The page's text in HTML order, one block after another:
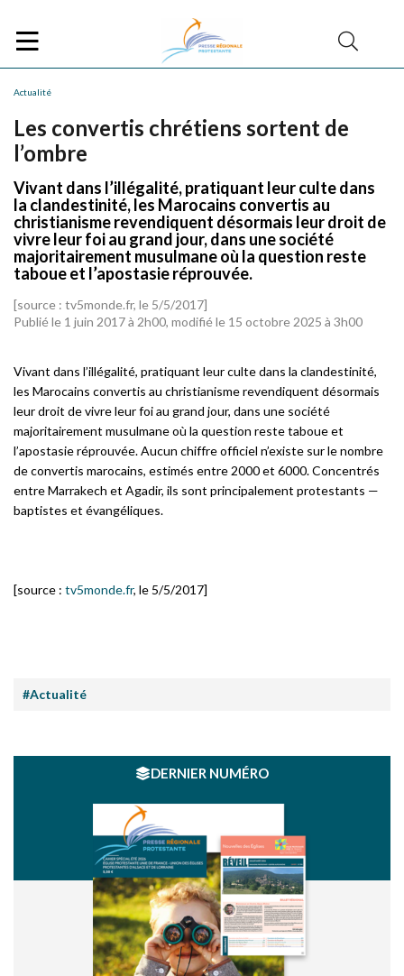
Actualité
Les convertis chrétiens sortent de
l’ombre
Vivant dans l’illégalité, pratiquant leur culte dans
la clandestinité, les Marocains convertis au
christianisme revendiquent désormais leur droit de
vivre leur foi au grand jour, dans une société
majoritairement musulmane où la question reste
taboue et l’apostasie réprouvée.
[source : tv5monde.fr, le 5/5/2017]
Publié le 1 juin 2017 à 2h00, modifié le 15 octobre 2025 à 3h00
Vivant dans l’illégalité, pratiquant leur culte dans la clandestinité,
les Marocains convertis au christianisme revendiquent désormais
leur droit de vivre leur foi au grand jour, dans une société
majoritairement musulmane où la question reste taboue et
l’apostasie réprouvée. Aucun chiffre officiel n’existe sur le nombre
de convertis marocains, estimés entre 2000 et 6000. Concentrés
entre Marrakech et Agadir, ils sont principalement protestants —
baptistes et évangéliques.
[source : tv5monde.fr, le 5/5/2017]
#Actualité
DERNIER NUMÉRO